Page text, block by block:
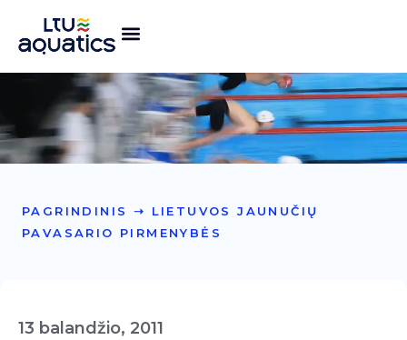
PAGRINDINIS ➝ LIETUVOS JAUNUČIŲ
PAVASARIO PIRMENYBĖS
13 balandžio, 2011